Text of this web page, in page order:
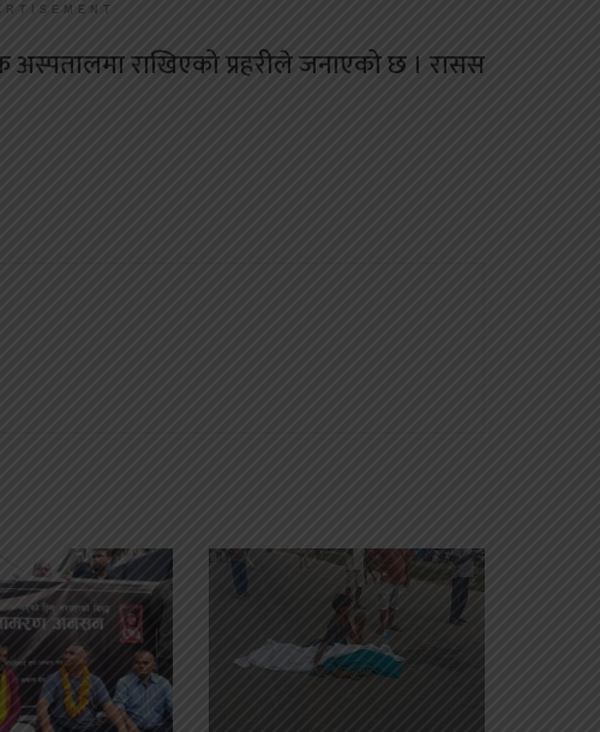
अस्पतालमा राखिएको प्रहरीले जनाएको छ । रासस